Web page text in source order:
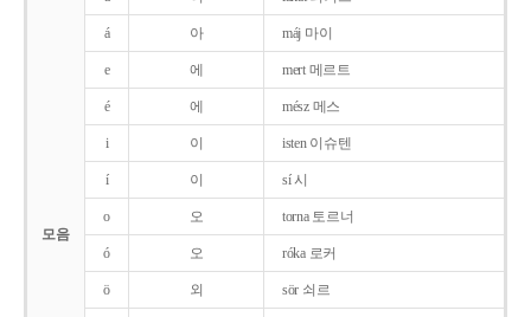
모음
á 아 máj 마이
e 에 mert 메르트
é 에 mész 메스
i 이 isten 이슈텐
í 이 sí 시
o 오 torna 토르너
ó 오 róka 로커
ö 외 sör 쇠르